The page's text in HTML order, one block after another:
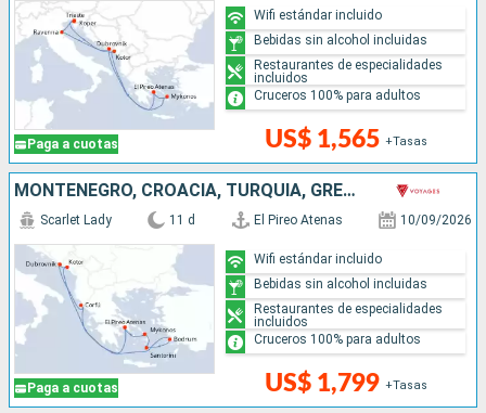
Paga a cuotas US$ 1,565 +Tasas
Wifi estándar incluido
Bebidas sin alcohol incluidas
Restaurantes de especialidades
incluidos
Cruceros 100% para adultos
MONTENEGRO, CROACIA, TURQUÍA, GRECIA
Paga a cuotas
Scarlet Lady 11 d El Pireo Atenas 10/09/2026
US$ 1,799 +Tasas
Wifi estándar incluido
Bebidas sin alcohol incluidas
Restaurantes de especialidades
incluidos
Cruceros 100% para adultos